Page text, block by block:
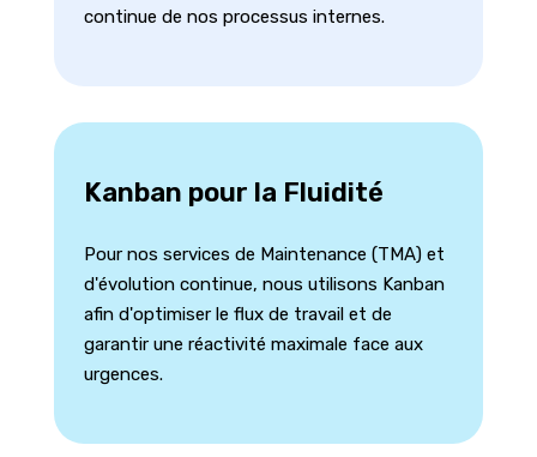
continue de nos processus internes.
Kanban pour la Fluidité
Pour nos services de Maintenance (TMA) et
d'évolution continue, nous utilisons Kanban
afin d'optimiser le flux de travail et de
garantir une réactivité maximale face aux
urgences.